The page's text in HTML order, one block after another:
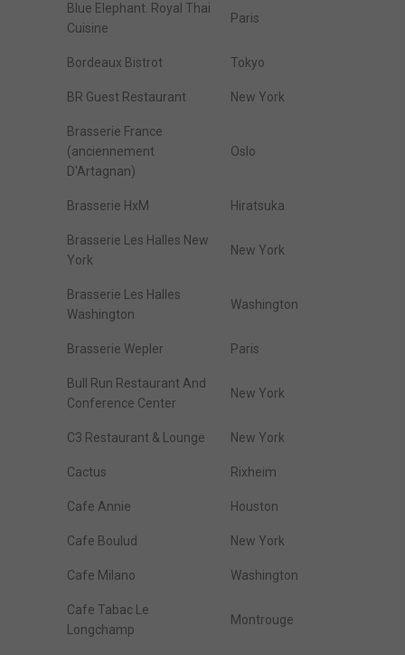
Blue Elephant. Royal Thai
Cuisine
Paris
Bordeaux Bistrot Tokyo
BR Guest Restaurant New York
Brasserie France
(anciennement
D'Artagnan)
Oslo
Brasserie HxM Hiratsuka
Brasserie Les Halles New
York
New York
Brasserie Les Halles
Washington
Washington
Brasserie Wepler Paris
Bull Run Restaurant And
Conference Center
New York
C3 Restaurant & Lounge New York
Cactus Rixheim
Cafe Annie Houston
Cafe Boulud New York
Cafe Milano Washington
Cafe Tabac Le
Longchamp
Montrouge